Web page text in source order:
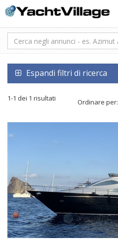
Espandi filtri di ricerca
1-1 dei 1 risultati Ordinare per: